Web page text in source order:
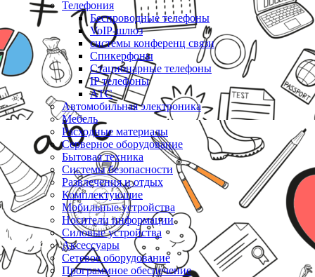
Телефония
Беспроводные телефоны
VoIP-шлюз
системы конференц связи
Спикерфоны
Стационарные телефоны
IP телефоны
АТС
Автомобильная электроника
Мебель
Расходные материалы
Серверное оборудование
Бытовая техника
Системы безопасности
Развлечения и отдых
Комплектующие
Мобильные устройства
Носители информации
Силовые устройства
Аксессуары
Сетевое оборудование
Программное обеспечение